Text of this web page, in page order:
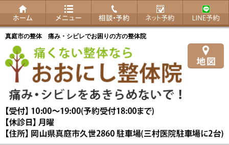
真庭市の整体 痛み・シビレでお困りの方の整体院